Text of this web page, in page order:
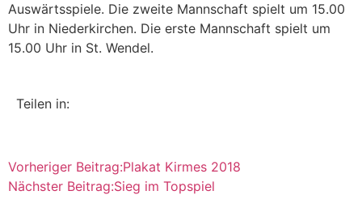
Auswärtsspiele. Die zweite Mannschaft spielt um 15.00
Uhr in Niederkirchen. Die erste Mannschaft spielt um
15.00 Uhr in St. Wendel.
Teilen in:
Vorheriger Beitrag:Plakat Kirmes 2018
Nächster Beitrag:Sieg im Topspiel